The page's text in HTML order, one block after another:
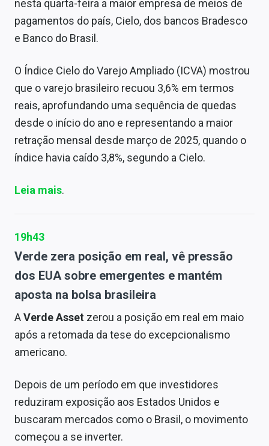
nesta quarta-feira a maior empresa de meios de
pagamentos do país, Cielo, dos bancos Bradesco
e Banco do Brasil.
O Índice Cielo do Varejo Ampliado (ICVA) mostrou
que o varejo brasileiro recuou 3,6% em termos
reais, aprofundando uma sequência de quedas
desde o início do ano e representando a maior
retração mensal desde março de 2025, quando o
índice havia caído 3,8%, segundo a Cielo.
Leia mais.
19h43
Verde zera posição em real, vê pressão
dos EUA sobre emergentes e mantém
aposta na bolsa brasileira
AVerde Asset zerou a posição em real em maio
após a retomada da tese do excepcionalismo
americano.
Depois de um período em que investidores
reduziram exposição aos Estados Unidos e
buscaram mercados como o Brasil, o movimento
começou a se inverter.